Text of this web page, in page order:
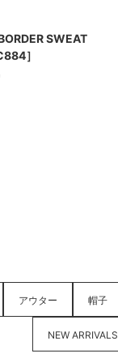
SWEAT
］
アウター 帽子
NEW ARRIVALS